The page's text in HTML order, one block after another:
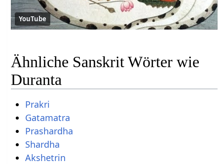
YouTube
Ähnliche Sanskrit Wörter wie
Duranta
Prakri
Gatamatra
Prashardha
Shardha
Akshetrin